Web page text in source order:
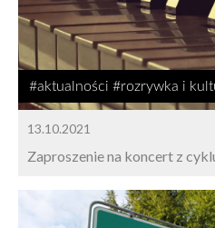
#aktualności #rozrywka i
13.10.2021
Zaproszenie na koncert z